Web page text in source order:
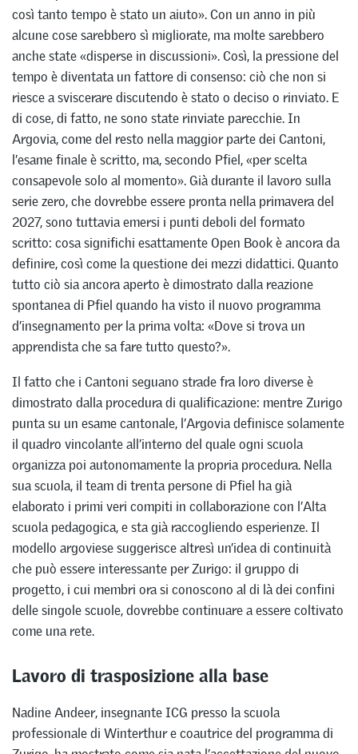
così tanto tempo è stato un aiuto». Con un anno in più
alcune cose sarebbero sì migliorate, ma molte sarebbero
anche state «disperse in discussioni». Così, la pressione del
tempo è diventata un fattore di consenso: ciò che non si
riesce a sviscerare discutendo è stato o deciso o rinviato. E
di cose, di fatto, ne sono state rinviate parecchie. In
Argovia, come del resto nella maggior parte dei Cantoni,
l’esame finale è scritto, ma, secondo Pfiel, «per scelta
consapevole solo al momento». Già durante il lavoro sulla
serie zero, che dovrebbe essere pronta nella primavera del
2027, sono tuttavia emersi i punti deboli del formato
scritto: cosa significhi esattamente Open Book è ancora da
definire, così come la questione dei mezzi didattici. Quanto
tutto ciò sia ancora aperto è dimostrato dalla reazione
spontanea di Pfiel quando ha visto il nuovo programma
d’insegnamento per la prima volta: «Dove si trova un
apprendista che sa fare tutto questo?».
Il fatto che i Cantoni seguano strade fra loro diverse è
dimostrato dalla procedura di qualificazione: mentre Zurigo
punta su un esame cantonale, l’Argovia definisce solamente
il quadro vincolante all’interno del quale ogni scuola
organizza poi autonomamente la propria procedura. Nella
sua scuola, il team di trenta persone di Pfiel ha già
elaborato i primi veri compiti in collaborazione con l’Alta
scuola pedagogica, e sta già raccogliendo esperienze. Il
modello argoviese suggerisce altresì un’idea di continuità
che può essere interessante per Zurigo: il gruppo di
progetto, i cui membri ora si conoscono al di là dei confini
delle singole scuole, dovrebbe continuare a essere coltivato
come una rete.
Lavoro di trasposizione alla base
Nadine Andeer, insegnante ICG presso la scuola
professionale di Winterthur e coautrice del programma di